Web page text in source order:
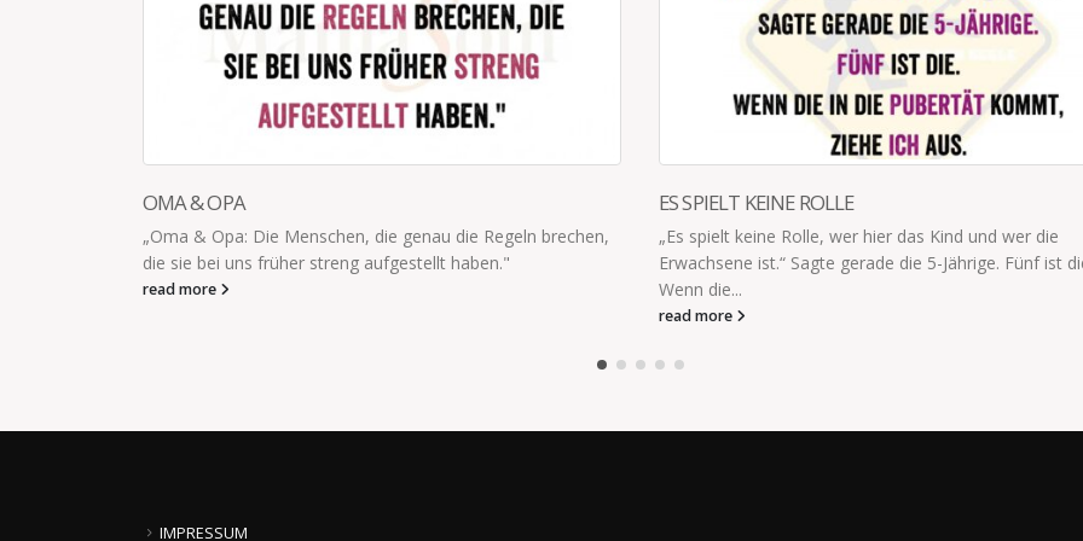
OMA & OPA
„Oma & Opa: Die Menschen, die genau die Regeln brechen,
die sie bei uns früher streng aufgestellt haben."
read more
ES SPIELT KEINE ROLLE
„Es spielt keine Rolle, wer hier das Kind und wer die
Erwachsene ist.“ Sagte gerade die 5-Jährige. Fünf ist
Wenn die...
read more
IMPRESSUM